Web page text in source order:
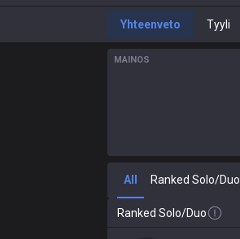
Yhteenveto Tyyli
MAINOS
All Ranked Solo/Duo
Ranked Solo/Duo